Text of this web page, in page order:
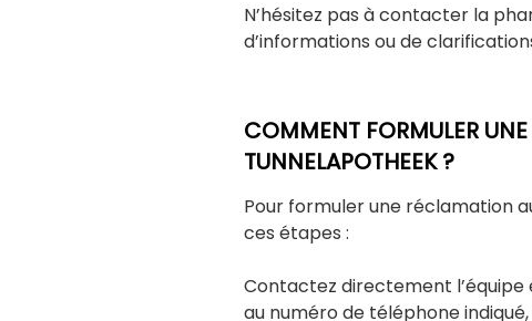
N’hésitez pas à contacter la
d’informations ou de
COMMENT FORMULER
TUNNELAPOTHEEK ?
Pour formuler une réclamation
ces étapes :
Contactez directement
au numéro de téléphone